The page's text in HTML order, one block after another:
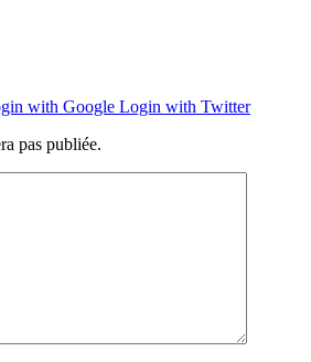
with Google Login with Twitter
pas publiée.